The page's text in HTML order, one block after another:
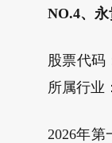
NO.4、永
股票代码
所属行业
2026年第